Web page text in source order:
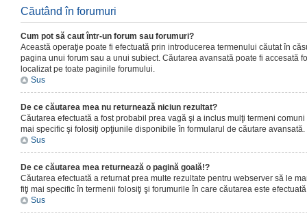
Căutând în forumuri
Cum pot să caut într-un forum sau forumuri?
Această operaţie poate fi efectuată prin introducerea termenului căutat în
pagina unui forum sau a unui subiect. Căutarea avansată poate fi accesată
localizat pe toate paginile forumului.
Sus
De ce căutarea mea nu returnează niciun rezultat?
Căutarea efectuată a fost probabil prea vagă şi a inclus mulţi termeni
mai specific şi folosiţi opţiunile disponibile în formularul de căutare avansată.
Sus
De ce căutarea mea returnează o pagină goală!?
Căutarea efectuată a returnat prea multe rezultate pentru webserver să le
fiţi mai specific în termenii folosiţi şi forumurile în care căutarea este
Sus